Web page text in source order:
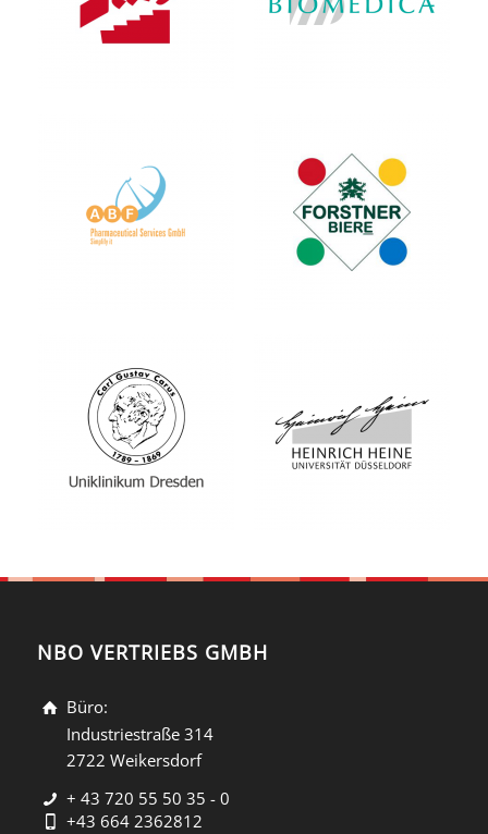
NBO VERTRIEBS GMBH
Büro:
Industriestraße 314
2722 Weikersdorf
+ 43 720 55 50 35 - 0
+43 664 2362812